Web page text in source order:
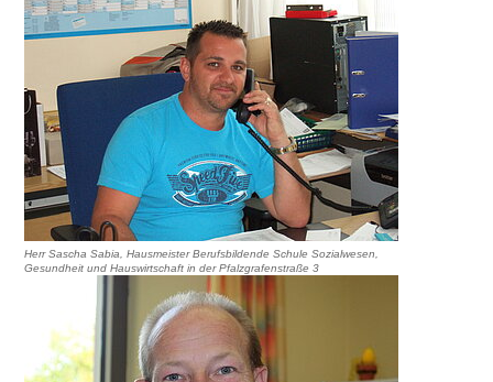
Herr Sascha Sabia, Hausmeister Berufsbildende Schule Sozialwesen,
Gesundheit und Hauswirtschaft in der Pfalzgrafenstraße 3